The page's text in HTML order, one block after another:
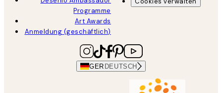
Programme
Art Awards
Anmeldung (geschäftlich)
GER DEUTSCH